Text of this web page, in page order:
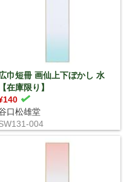
巾短冊 画仙上下ぼかし 水
【在庫限り】
口松雄堂
004